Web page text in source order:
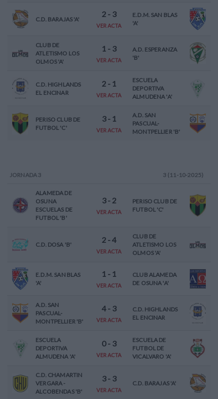
C.D. BARAJAS 'A'
2- 3
VER ACTA
E.D.M. SAN BLAS
'A'
CLUB DE
ATLETISMO LOS
OLMOS 'A'
1 - 3
VER ACTA
A.D. ESPERANZA
'B'
C.D. HIGHLANDS
EL ENCINAR
2- 1
VER ACTA
ESCUELA
DEPORTIVA
ALMUDENA 'A'
PERISO CLUB DE
FUTBOL 'C'
3- 1
VER ACTA
A.D. SAN
PASCUAL-
MONTPELLIER 'B'
JORNADA 3 3 (11-10-2025)
ALAMEDA DE
OSUNA
ESCUELAS DE
FUTBOL 'B'
3- 2
VER ACTA
PERISO CLUB DE
FUTBOL 'C'
C.D. DOSA 'B'
2-4
VER ACTA
CLUB DE
ATLETISMO LOS
OLMOS 'A'
E.D.M. SAN BLAS
'A'
1- 1
VER ACTA
CLUB ALAMEDA
DE OSUNA 'A'
A.D. SAN
PASCUAL-
MONTPELLIER 'B'
4- 3
VER ACTA
C.D. HIGHLANDS
EL ENCINAR
ESCUELA
DEPORTIVA
ALMUDENA 'A'
0- 3
VER ACTA
ESCUELA DE
FUTBOL DE
VICALVARO 'A'
C.D. CHAMARTIN
VERGARA -
ALCOBENDAS 'B'
3- 3
VER ACTA
C.D. BARAJAS 'A'